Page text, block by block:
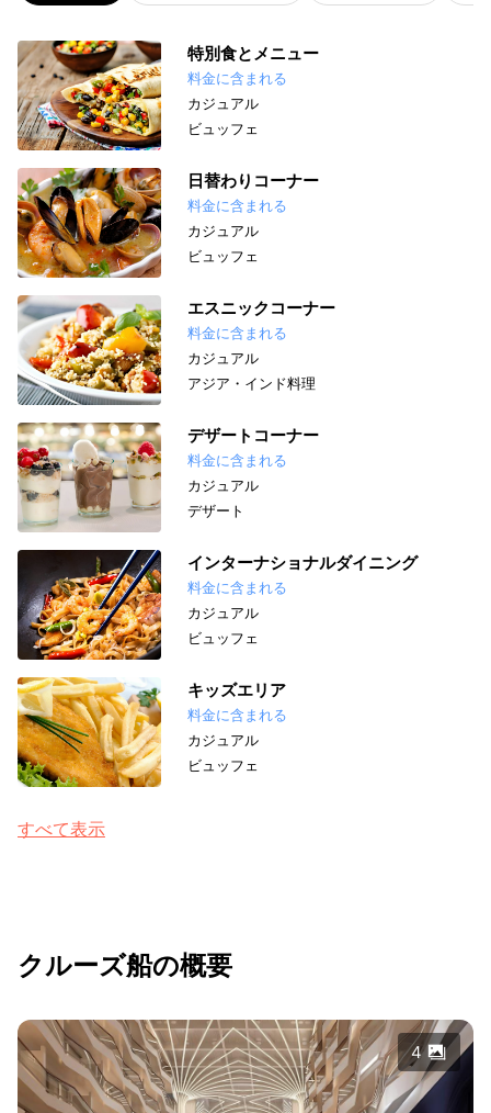
特別食とメニュー
料金に含まれる
カジュアル
ビュッフェ
日替わりコーナー
料金に含まれる
カジュアル
ビュッフェ
エスニックコーナー
料金に含まれる
カジュアル
アジア・インド料理
デザートコーナー
料金に含まれる
カジュアル
デザート
インターナショナルダイニング
料金に含まれる
カジュアル
ビュッフェ
キッズエリア
料金に含まれる
カジュアル
ビュッフェ
すべて表示
クルーズ船の概要
4